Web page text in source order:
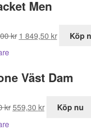
Men
kr
ursprungliga
3
1 849,50 kr
1
Köp
Väst Dam
kr
ursprungliga
559,30 kr
nuvarande
Köp nu